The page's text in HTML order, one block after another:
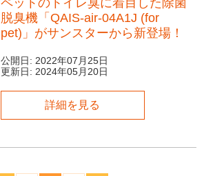
ペットのトイレ臭に着目した除菌
脱臭機「QAIS-air-04A1J (for
pet)」がサンスターから新登場！
公開日: 2022年07月25日
更新日: 2024年05月20日
詳細を見る